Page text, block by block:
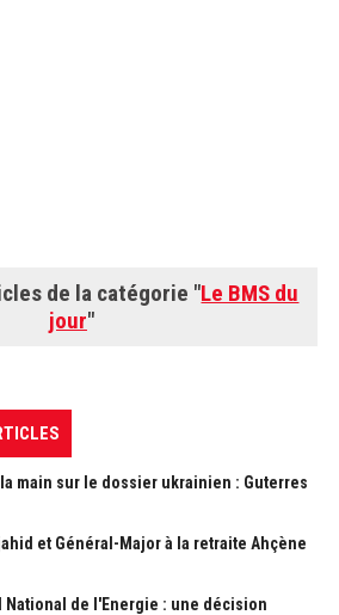
de la catégorie "Le BMS du
jour"
la main sur le dossier ukrainien : Guterres
et Général-Major à la retraite Ahçène
National de l'Energie : une décision